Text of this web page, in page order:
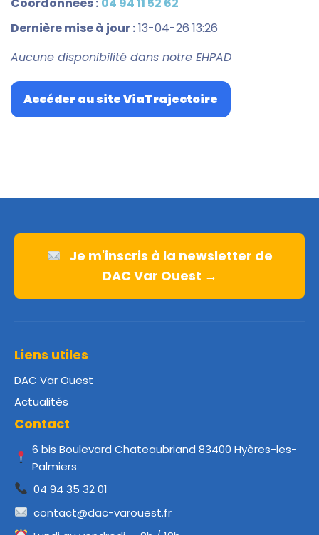
Dernière mise à jour :13-04-26 13:26
Aucune disponibilité dans notre EHPAD
Accéder au site ViaTrajectoire
Je m'inscris à la newsletter de
DAC Var Ouest →
Liens utiles
DAC Var Ouest
Actualités
Contact
6 bis Boulevard Chateaubriand 83400 Hyères-les-
Palmiers
04 94 35 32 01
contact@dac-varouest.fr